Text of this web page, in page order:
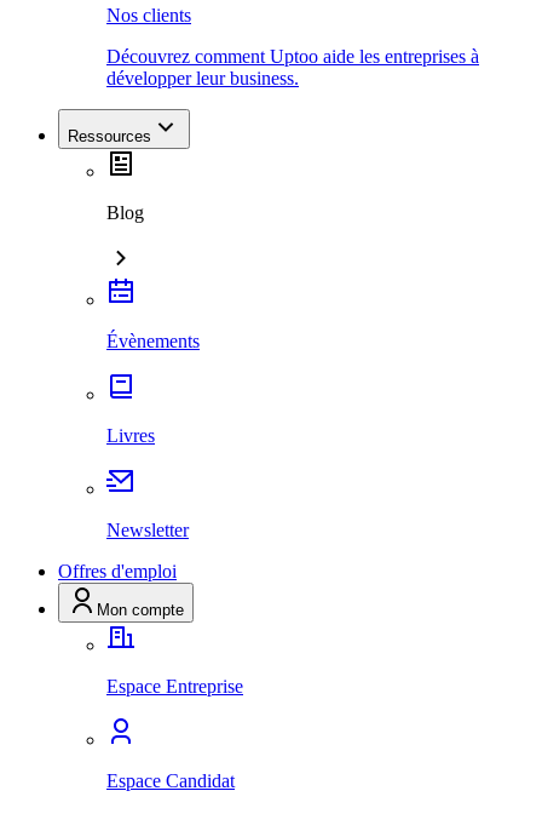
Nos clients
Découvrez comment Uptoo aide les entreprises à
développer leur business.
Ressources
Blog
Évènements
Livres
Newsletter
Offres d'emploi
Mon compte
Espace Entreprise
Espace Candidat